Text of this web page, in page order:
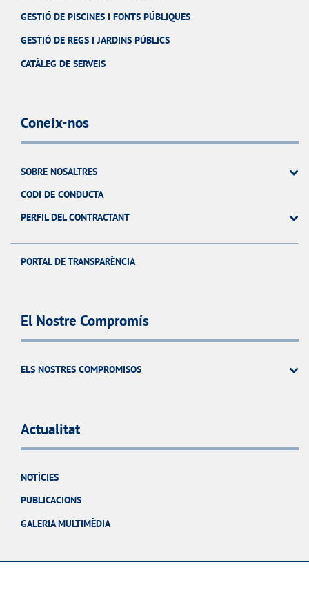
GESTIÓ DE PISCINES I FONTS PÚBLIQUES
GESTIÓ DE REGS I JARDINS PÚBLICS
CATÀLEG DE SERVEIS
Coneix-nos
SOBRE NOSALTRES
CODI DE CONDUCTA
PERFIL DEL CONTRACTANT
PORTAL DE TRANSPARÈNCIA
El Nostre Compromís
ELS NOSTRES COMPROMISOS
Actualitat
NOTÍCIES
PUBLICACIONS
GALERIA MULTIMÈDIA